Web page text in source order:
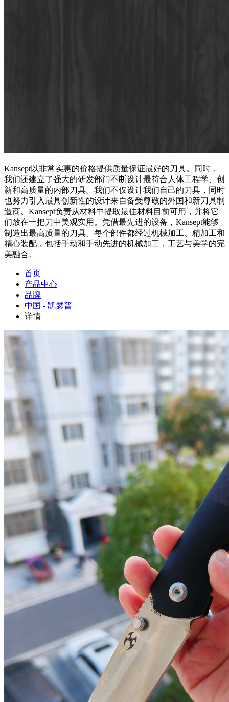
Kansept以非常实惠的价格提供质量保证最好的刀具。同时，
我们还建立了强大的研发部门不断设计最符合人体工程学、创
新和高质量的内部刀具。我们不仅设计我们自己的刀具，同时
也努力引入最具创新性的设计来自备受尊敬的外国和新刀具制
造商。Kansept负责从材料中提取最佳材料目前可用，并将它
们放在一把刀中美观实用。凭借最先进的设备，Kansept能够
制造出最高质量的刀具。每个部件都经过机械加工、精加工和
精心装配，包括手动和手动先进的机械加工，工艺与美学的完
美融合。
首页
产品中心
品牌
中国 - 凯瑟普
详情